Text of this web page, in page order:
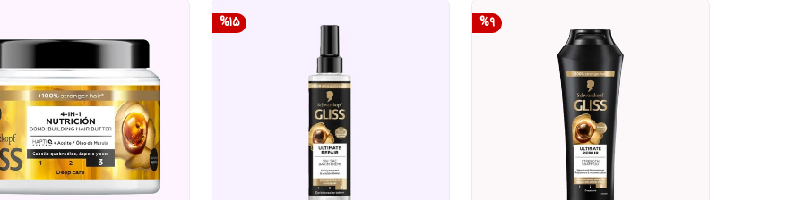
%9
%15